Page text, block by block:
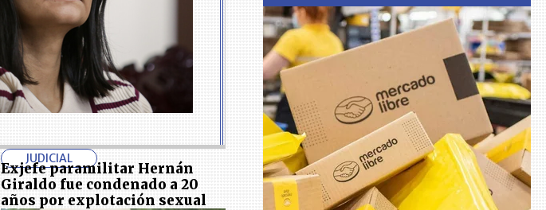
JUDICIAL
Exjefe paramilitar Hernán
Giraldo fue condenado a 20
años por explotación sexual